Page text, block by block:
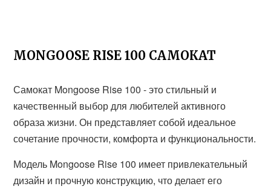
MONGOOSE RISE 100 САМОКАТ
Самокат Mongoose Rise 100 - это стильный и
качественный выбор для любителей активного
образа жизни. Он представляет собой идеальное
сочетание прочности, комфорта и функциональности.
Модель Mongoose Rise 100 имеет привлекательный
дизайн и прочную конструкцию, что делает его